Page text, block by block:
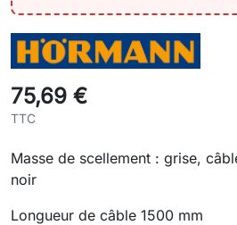
75,69 €
TTC
Masse de scellement : grise,
noir
Longueur de câble 1500 mm